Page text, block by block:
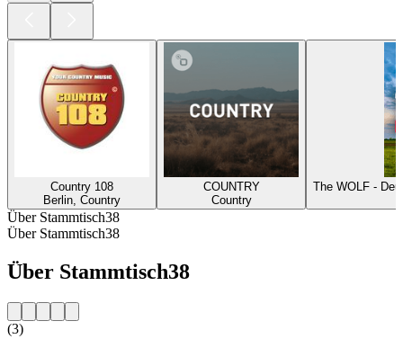
Country 108
Berlin, Country
COUNTRY
Country
The WOLF -
Über Stammtisch38
Über Stammtisch38
Über Stammtisch38
(3)